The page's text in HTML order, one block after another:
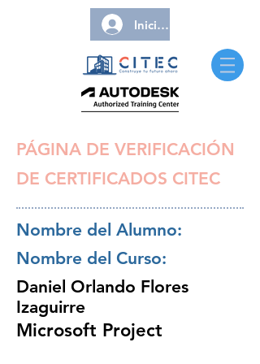
Iniciar sesión
PÁGINA DE VERIFICACIÓN
DE CERTIFICADOS CITEC
Nombre del Alumno:
Nombre del Curso:
Daniel Orlando Flores
Izaguirre
Microsoft Project